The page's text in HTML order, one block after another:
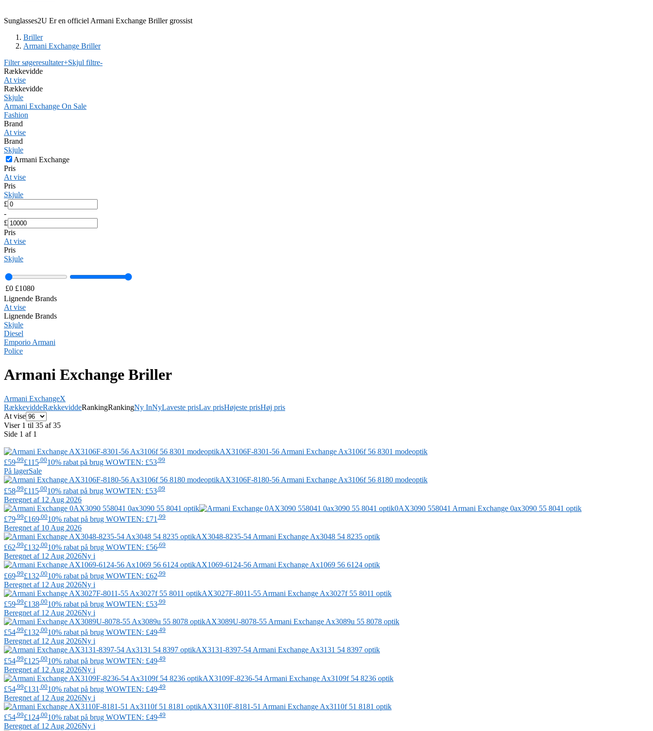
Sunglasses2U Er en officiel Armani Exchange Briller grossist
Briller
Armani Exchange Briller
Filter søgeresultater+Skjul filtre-
Rækkevidde
At vise
Rækkevidde
Skjule
Armani Exchange On Sale
Fashion
Brand
At vise
Brand
Skjule
Armani Exchange
Pris
At vise
Pris
Skjule
£
-
£
Pris
At vise
Pris
Skjule
£0 £1080
Lignende Brands
At vise
Lignende Brands
Skjule
Diesel
Emporio Armani
Police
Armani Exchange Briller
Armani ExchangeX
RækkeviddeRækkeviddeRankingRankingNy InNyLaveste prisLav prisHøjeste prisHøj pris
At vise
Viser 1 til 35 af 35
Side 1 af 1
AX3106F-8301-56 Armani Exchange Ax3106f 56 8301 modeoptik
£59 .99£115 .0010% rabat på brug WOWTEN: £53 .99
På lagerSale
AX3106F-8180-56 Armani Exchange Ax3106f 56 8180 modeoptik
£58 .99£115 .0010% rabat på brug WOWTEN: £53 .09
Beregnet af 12 Aug 2026
0AX3090 558041 Armani Exchange 0ax3090 55 8041 optik
£79 .99£169 .0010% rabat på brug WOWTEN: £71 .99
Beregnet af 10 Aug 2026
AX3048-8235-54 Armani Exchange Ax3048 54 8235 optik
£62 .99£132 .0010% rabat på brug WOWTEN: £56 .69
Beregnet af 12 Aug 2026Ny i
AX1069-6124-56 Armani Exchange Ax1069 56 6124 optik
£69 .99£132 .0010% rabat på brug WOWTEN: £62 .99
Beregnet af 12 Aug 2026Ny i
AX3027F-8011-55 Armani Exchange Ax3027f 55 8011 optik
£59 .99£138 .0010% rabat på brug WOWTEN: £53 .99
Beregnet af 12 Aug 2026Ny i
AX3089U-8078-55 Armani Exchange Ax3089u 55 8078 optik
£54 .99£132 .0010% rabat på brug WOWTEN: £49 .49
Beregnet af 12 Aug 2026Ny i
AX3131-8397-54 Armani Exchange Ax3131 54 8397 optik
£54 .99£125 .0010% rabat på brug WOWTEN: £49 .49
Beregnet af 12 Aug 2026Ny i
AX3109F-8236-54 Armani Exchange Ax3109f 54 8236 optik
£54 .99£131 .0010% rabat på brug WOWTEN: £49 .49
Beregnet af 12 Aug 2026Ny i
AX3110F-8181-51 Armani Exchange Ax3110f 51 8181 optik
£54 .99£124 .0010% rabat på brug WOWTEN: £49 .49
Beregnet af 12 Aug 2026Ny i